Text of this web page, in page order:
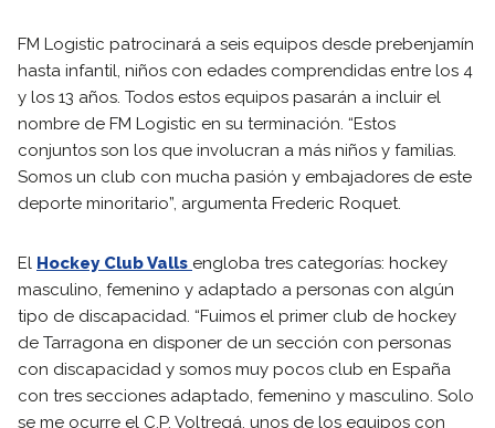
FM Logistic patrocinará a seis equipos desde prebenjamín
hasta infantil, niños con edades comprendidas entre los 4
y los 13 años. Todos estos equipos pasarán a incluir el
nombre de FM Logistic en su terminación. “Estos
conjuntos son los que involucran a más niños y familias.
Somos un club con mucha pasión y embajadores de este
deporte minoritario”, argumenta Frederic Roquet.
El Hockey Club Valls engloba tres categorías: hockey
masculino, femenino y adaptado a personas con algún
tipo de discapacidad. “Fuimos el primer club de hockey
de Tarragona en disponer de un sección con personas
con discapacidad y somos muy pocos club en España
con tres secciones adaptado, femenino y masculino. Solo
se me ocurre el C.P. Voltregá, unos de los equipos con